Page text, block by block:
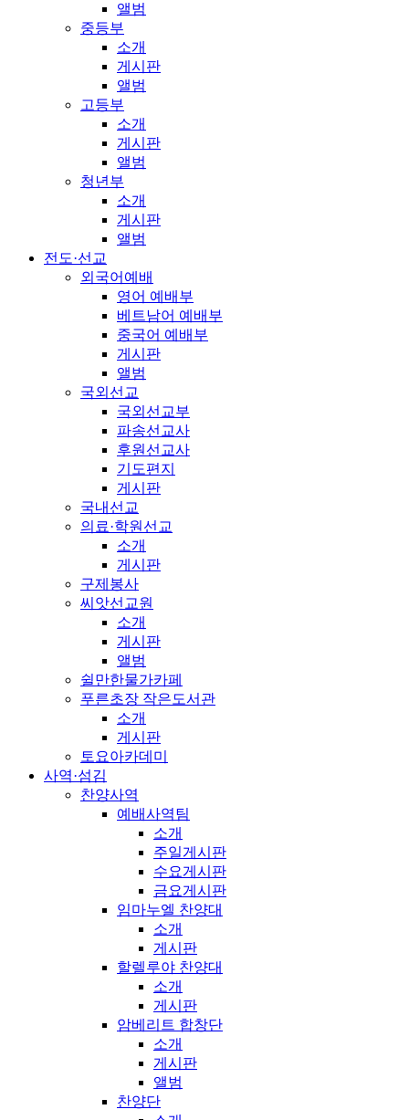
앨범
중등부
소개
게시판
앨범
고등부
소개
게시판
앨범
청년부
소개
게시판
앨범
전도·선교
외국어예배
영어 예배부
베트남어 예배부
중국어 예배부
게시판
앨범
국외선교
국외선교부
파송선교사
후원선교사
기도편지
게시판
국내선교
의료·학원선교
소개
게시판
구제봉사
씨앗선교원
소개
게시판
앨범
쉴만한물가카페
푸른초장 작은도서관
소개
게시판
토요아카데미
사역·섬김
찬양사역
예배사역팀
소개
주일게시판
수요게시판
금요게시판
임마누엘 찬양대
소개
게시판
할렐루야 찬양대
소개
게시판
암베리트 합창단
소개
게시판
앨범
찬양단